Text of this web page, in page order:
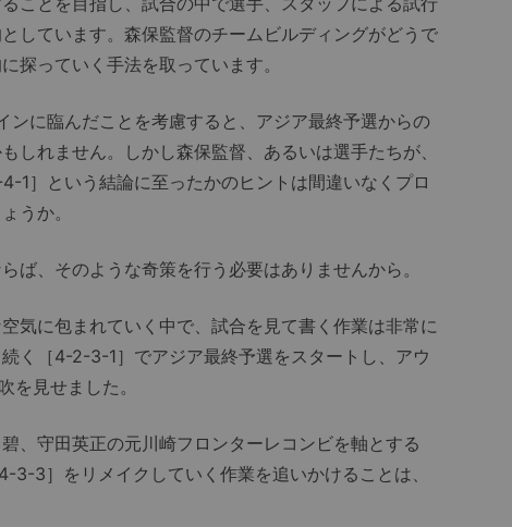
しています。森保監督のチームビルディングがどうで
探っていく手法を取っています。
に臨んだことを考慮すると、アジア最終予選からの
しれません。しかし森保監督、あるいは選手たちが、
1］という結論に至ったかのヒントは間違いなくプロ
うか。
、そのような奇策を行う必要はありませんから。
気に包まれていく中で、試合を見て書く作業は非常に
く［4-2-3-1］でアジア最終予選をスタートし、アウ
見せました。
、守田英正の元川崎フロンターレコンビを軸とする
3-3］をリメイクしていく作業を追いかけることは、